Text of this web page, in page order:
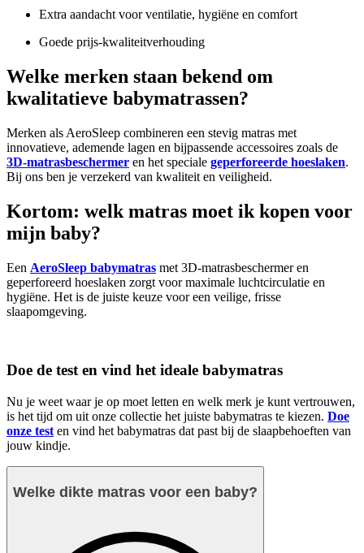
Extra aandacht voor ventilatie, hygiëne en comfort
Goede prijs-kwaliteitverhouding
Welke merken staan bekend om
kwalitatieve babymatrassen?
Merken als AeroSleep combineren een stevig matras met
innovatieve, ademende lagen en bijpassende accessoires zoals de
3D-matrasbeschermer en het speciale geperforeerde hoeslaken.
Bij ons ben je verzekerd van kwaliteit en veiligheid.
Kortom: welk matras moet ik kopen voor
mijn baby?
Een AeroSleep babymatras met 3D-matrasbeschermer en
geperforeerd hoeslaken zorgt voor maximale luchtcirculatie en
hygiëne. Het is de juiste keuze voor een veilige, frisse
slaapomgeving.
Doe de test en vind het ideale babymatras
Nu je weet waar je op moet letten en welk merk je kunt vertrouwen,
is het tijd om uit onze collectie het juiste babymatras te kiezen. Doe
onze test en vind het babymatras dat past bij de slaapbehoeften van
jouw kindje.
Welke dikte matras voor een baby?